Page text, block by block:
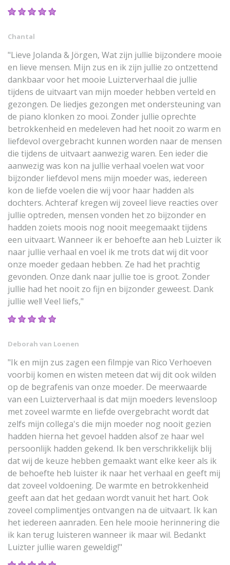
Chantal
"Lieve Jolanda & Jörgen, Wat zijn jullie bijzondere mooie
en lieve mensen. Mijn zus en ik zijn jullie zo ontzettend
dankbaar voor het mooie Luizterverhaal die jullie
tijdens de uitvaart van mijn moeder hebben verteld en
gezongen. De liedjes gezongen met ondersteuning van
de piano klonken zo mooi. Zonder jullie oprechte
betrokkenheid en medeleven had het nooit zo warm en
liefdevol overgebracht kunnen worden naar de mensen
die tijdens de uitvaart aanwezig waren. Een ieder die
aanwezig was kon na jullie verhaal voelen wat voor
bijzonder liefdevol mens mijn moeder was, iedereen
kon de liefde voelen die wij voor haar hadden als
dochters. Achteraf kregen wij zoveel lieve reacties over
jullie optreden, mensen vonden het zo bijzonder en
hadden zoiets moois nog nooit meegemaakt tijdens
een uitvaart. Wanneer ik er behoefte aan heb Luizter ik
naar jullie verhaal en voel ik me trots dat wij dit voor
onze moeder gedaan hebben. Ze had het prachtig
gevonden. Onze dank naar jullie toe is groot. Zonder
jullie had het nooit zo fijn en bijzonder geweest. Dank
jullie wel! Veel liefs,"
Deborah van Loenen
"Ik en mijn zus zagen een filmpje van Rico Verhoeven
voorbij komen en wisten meteen dat wij dit ook wilden
op de begrafenis van onze moeder. De meerwaarde
van een Luizterverhaal is dat mijn moeders levensloop
met zoveel warmte en liefde overgebracht wordt dat
zelfs mijn collega's die mijn moeder nog nooit gezien
hadden hierna het gevoel hadden alsof ze haar wel
persoonlijk hadden gekend. Ik ben verschrikkelijk blij
dat wij de keuze hebben gemaakt want elke keer als ik
de behoefte heb luister ik naar het verhaal en geeft mij
dat zoveel voldoening. De warmte en betrokkenheid
geeft aan dat het gedaan wordt vanuit het hart. Ook
zoveel complimentjes ontvangen na de uitvaart. Ik kan
het iedereen aanraden. Een hele mooie herinnering die
ik kan terug luisteren wanneer ik maar wil. Bedankt
Luizter jullie waren geweldig!"